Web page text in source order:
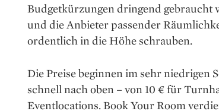
Budgetkürzungen dringend gebraucht
und die Anbieter passender
ordentlich in die Höhe schrauben.
Die Preise beginnen im sehr niedrigen
schnell nach oben – von 10 € für
Eventlocations. Book Your Room